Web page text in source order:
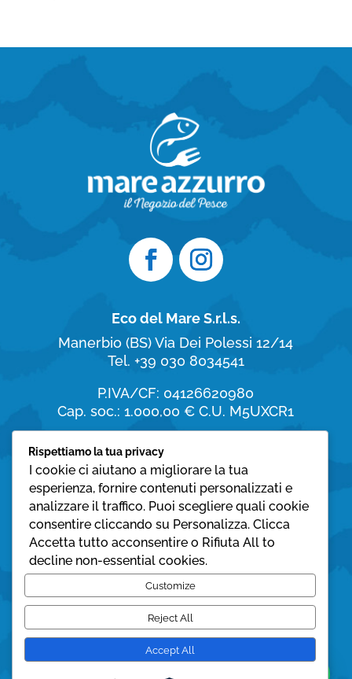
Eco del Mare S.r.l.s.
Manerbio (BS)Via Dei Polessi 12/14
Tel. +39 030 8034541
P.IVA/CF: 04126620980
Cap. soc.: 1.000,00 €C.U. M5UXCR1
Orari di apertura
dal Lunedì al Sabato:
8:30 – 19:30
Domenica:
08:30 – 12:30
Privacy policy
Cookie policy
Rispettiamo la tua privacy
I cookie ci aiutano a migliorare la tua
esperienza, fornire contenuti personalizzati e
analizzare il traffico. Puoi scegliere quali cookie
consentire cliccando su Personalizza. Clicca
Accetta tutto acconsentire o Rifiuta All to
decline non-essential cookies.
Customize
Reject All
Accept All